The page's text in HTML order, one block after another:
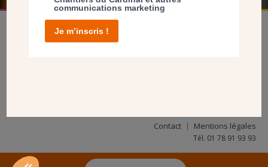
Contact Mentions légales
Tél. 01 78 91 93 93
communications marketing
Je m’inscris !